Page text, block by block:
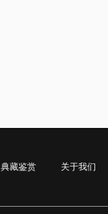
典藏鉴赏 关于我们